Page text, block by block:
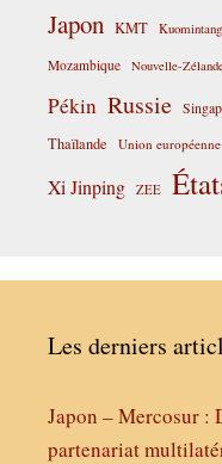
Japon KMT Kuomintang
Mozambique Nouvelle-
Pékin Russie
Thaïlande Union européenne
Xi Jinping ZEE
Les derniers
Japon – Mercosur :
partenariat